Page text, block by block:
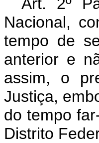
Nacional,
tempo de
anterior e
assim, o
Justiça,
do tempo
Distrito